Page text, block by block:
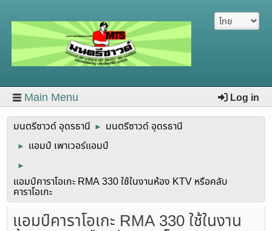
Log in
Main Menu
มนตรีซาวด์ อุดรธานี ► มนตรีซาวด์ อุดรธานี
► แอมป์ เพาเวอร์แอมป์
►
แอมป์คาราโอเกะ RMA 330 ใช้ในงานห้อง KTV หรือคลับ
คาราโอเกะ
แอมป์คาราโอเกะ RMA 330 ใช้ในงาน